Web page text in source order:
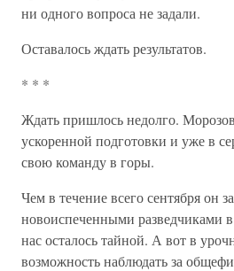
ни одного вопроса не задали.
Оставалось ждать результатов.
* * *
Ждать пришлось недолго.
ускоренной подготовки и уже в
свою команду в горы.
Чем в течение всего сентября он
новоиспеченными разведчиками
нас осталось тайной. А вот в
возможность наблюдать за